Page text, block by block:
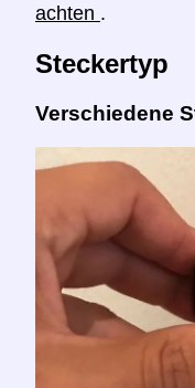
achten .
Steckertyp
Verschiedene